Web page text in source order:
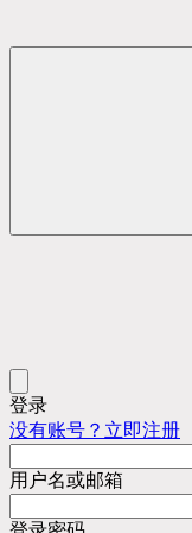
登录
没有账号？立即注册
用户名或邮箱